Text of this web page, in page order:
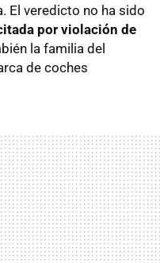
El veredicto no ha sido
por violación de
la familia del
de coches